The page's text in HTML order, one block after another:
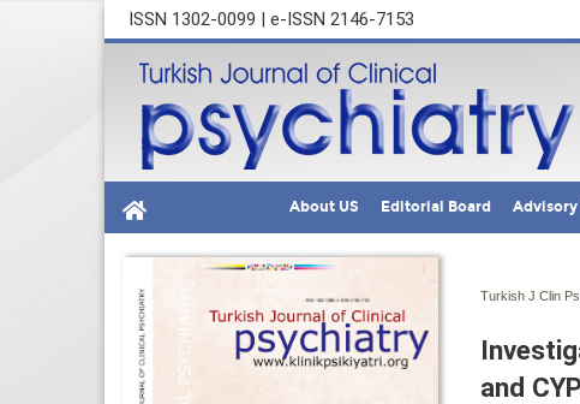
ISSN 1302-0099 | e-ISSN 2146-7153
About US Editorial Board Advisory
Turkish J Clin
and